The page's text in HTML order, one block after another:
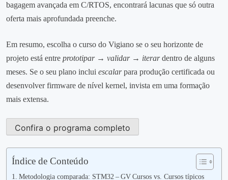
bagagem avançada em C/RTOS, encontrará lacunas que só outra
oferta mais aprofundada preenche.
Em resumo, escolha o curso do Vigiano se o seu horizonte de
projeto está entre prototipar → validar → iterardentro de alguns
meses. Se o seu plano inclui escalarpara produção certificada ou
desenvolver firmware de nível kernel, invista em uma formação
mais extensa.
Confira o programa completo
Índice de Conteúdo
Metodologia comparada: STM32 – GV Cursos vs. Cursos típicos